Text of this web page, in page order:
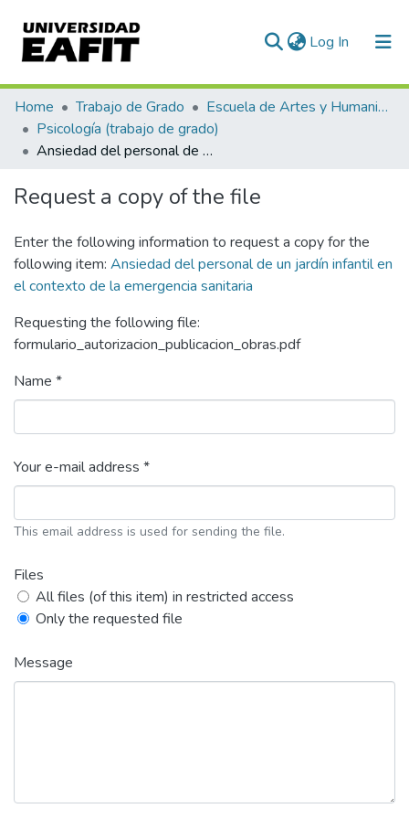
Log In (current)
Communities & Collections
All of DSpace
Home Trabajo de Grado
Escuela de Artes y Humanidades
Psicología (trabajo de grado)
Ansiedad del personal de un jardín infantil en el contexto de la emergencia sanitaria
Request a copy of the file
Enter the following information to request a copy for the
following item: Ansiedad del personal de un jardín infantil en
el contexto de la emergencia sanitaria
Requesting the following file:
formulario_autorizacion_publicacion_obras.pdf
Name *
Your e-mail address *
This email address is used for sending the file.
Files
All files (of this item) in restricted access
Only the requested file
Message